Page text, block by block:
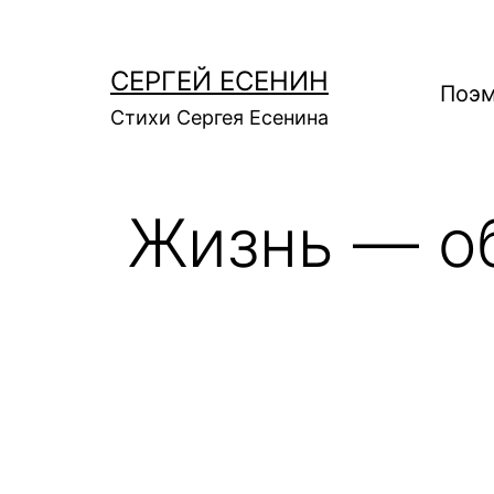
содержимомуСЕРГЕЙ ЕСЕНИН
Стихи Сергея Есенина
Жизнь —